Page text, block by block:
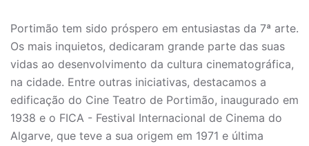
Portimão tem sido próspero em entusiastas da 7ª arte.
Os mais inquietos, dedicaram grande parte das suas
vidas ao desenvolvimento da cultura cinematográfica,
na cidade. Entre outras iniciativas, destacamos a
edificação do Cine Teatro de Portimão, inaugurado em
1938 e o FICA - Festival Internacional de Cinema do
Algarve, que teve a sua origem em 1971 e última